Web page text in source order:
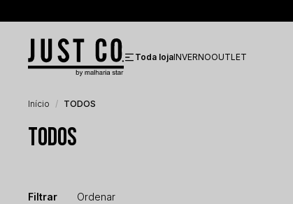
Toda lojaINVERNOOUTLET
Início TODOS
TODOS